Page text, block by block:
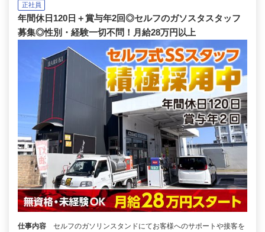
正社員
年間休日120日＋賞与年2回◎セルフのガソスタスタッフ
募集◎性別・経験一切不問！月給28万円以上
仕事内容
セルフのガソリンスタンドにてお客様へのサポートや接客を